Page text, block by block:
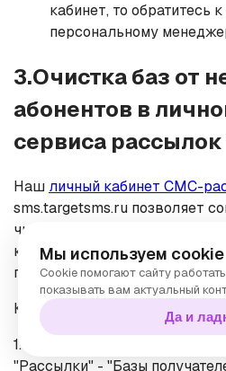
кабинет, то обратитесь
персональному
3.Очистка баз от
абонентов в
сервиса
Наш личный кабинет СМС-
sms.targetsms.ru позволяет
чистить базы абонентов,
кто систематически не
позволяет экономить до 15-
Как очистить базу от
1. В личном кабинете СМС
"Рассылки" - "Базы
Мы используем cookie
Cookie помогают сайту
показывать вам актуальный
Да и